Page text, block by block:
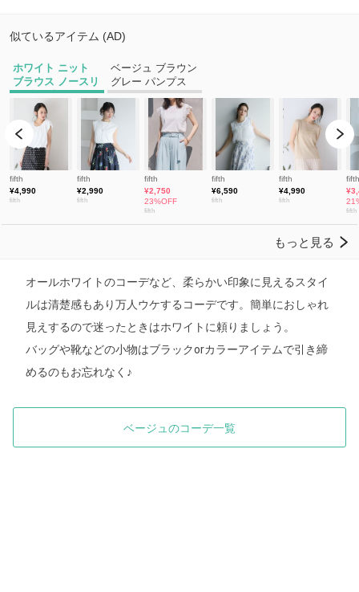
オールホワイトのコーデなど、柔らかい印象に見えるスタイ
ルは清楚感もあり万人ウケするコーデです。簡単におしゃれ
見えするので迷ったときはホワイトに頼りましょう。
バッグや靴などの小物はブラックorカラーアイテムで引き締
めるのもお忘れなく♪
ベージュのコーデ一覧